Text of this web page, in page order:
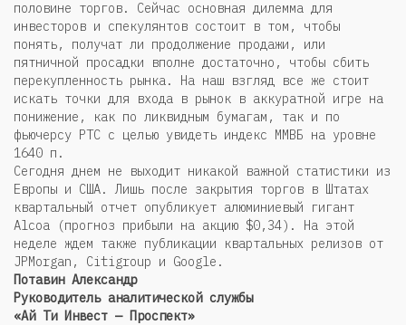
половине торгов. Сейчас основная дилемма для
инвесторов и спекулянтов состоит в том, чтобы
понять, получат ли продолжение продажи, или
пятничной просадки вполне достаточно, чтобы сбить
перекупленность рынка. На наш взгляд все же стоит
искать точки для входа в рынок в аккуратной игре на
понижение, как по ликвидным бумагам, так и по
фьючерсу РТС с целью увидеть индекс ММВБ на уровне
1640 п.
Сегодня днем не выходит никакой важной статистики из
Европы и США. Лишь после закрытия торгов в Штатах
квартальный отчет опубликует алюминиевый гигант
Alcoa (прогноз прибыли на акцию $0,34). На этой
неделе ждем также публикации квартальных релизов от
JPMorgan, Citigroup и Google.
Потавин Александр
Руководитель аналитической службы
«Ай Ти Инвест — Проспект»